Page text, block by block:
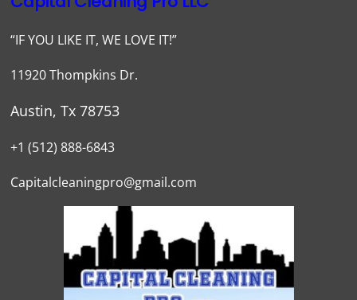
“IF YOU LIKE IT, WE LOVE IT!”
11920 Thompkins Dr.
Austin, Tx 78753
+1 (512) 888-6843
Capitalcleaningpro@gmail.com